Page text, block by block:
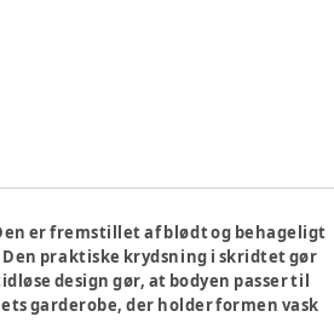
er fremstillet af blødt og behageligt
praktiske krydsning i skridtet gør
design gør, at bodyen passer til
garderobe, der holder formen vask